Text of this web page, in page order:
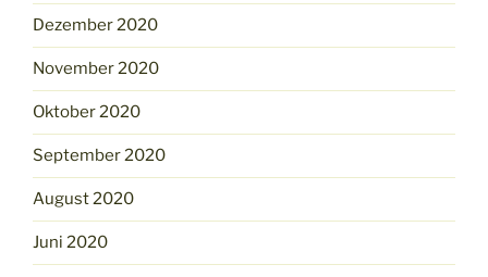
Dezember 2020
November 2020
Oktober 2020
September 2020
August 2020
Juni 2020